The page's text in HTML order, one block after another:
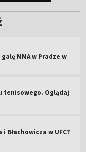
MMA w Pradze w
tenisowego. Oglądaj
Błachowicza w UFC?